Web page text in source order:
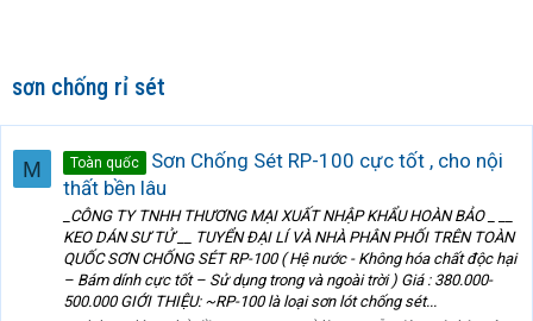
sơn chống rỉ sét
M Toàn quốc
Sơn Chống Sét RP-100 cực tốt , cho nội
thất bền lâu
_CÔNG TY TNHH THƯƠNG MẠI XUẤT NHẬP KHẨU HOÀN BẢO _ __
KEO DÁN SƯ TỬ __ TUYỂN ĐẠI LÍ VÀ NHÀ PHÂN PHỐI TRÊN TOÀN
QUỐC SƠN CHỐNG SÉT RP-100 ( Hệ nước - Không hóa chất độc hại
– Bám dính cực tốt – Sử dụng trong và ngoài trời ) Giá : 380.000-
500.000 GIỚI THIỆU: ~RP-100 là loại sơn lót chống sét...